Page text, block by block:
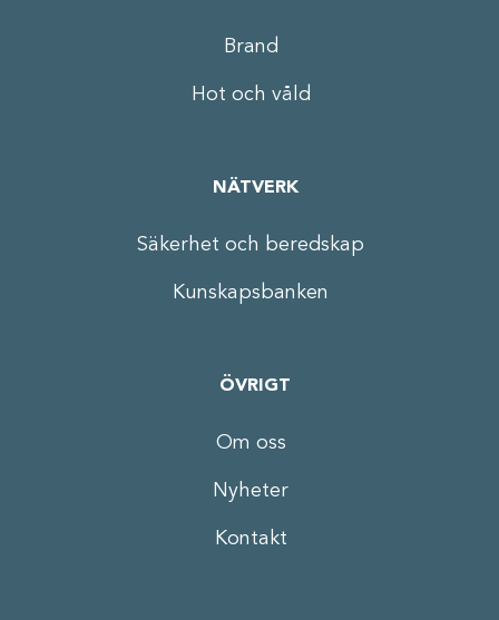
Brand
Hot och våld
NÄTVERK
Säkerhet och beredskap
Kunskapsbanken
ÖVRIGT
Om oss
Nyheter
Kontakt